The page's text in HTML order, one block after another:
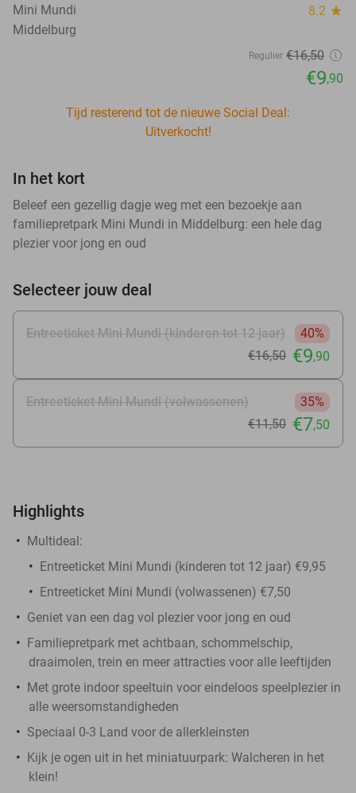
Mini Mundi 8.2 star
Middelburg
Regulier €16,50
€9,90
Tijd resterend tot de nieuwe Social Deal:
Uitverkocht!
In het kort
Beleef een gezellig dagje weg met een bezoekje aan
familiepretpark Mini Mundi in Middelburg: een hele dag
plezier voor jong en oud
Selecteer jouw deal
Entreeticket Mini Mundi (kinderen tot 12 jaar)
40%
€16,50 €9,90
Entreeticket Mini Mundi (volwassenen)
35%
€11,50 €7,50
Highlights
Multideal:
Entreeticket Mini Mundi (kinderen tot 12 jaar) €9,95
Entreeticket Mini Mundi (volwassenen) €7,50
Geniet van een dag vol plezier voor jong en oud
Familiepretpark met achtbaan, schommelschip,
draaimolen, trein en meer attracties voor alle leeftijden
Met grote indoor speeltuin voor eindeloos speelplezier in
alle weersomstandigheden
Speciaal 0-3 Land voor de allerkleinsten
Kijk je ogen uit in het miniatuurpark: Walcheren in het
klein!